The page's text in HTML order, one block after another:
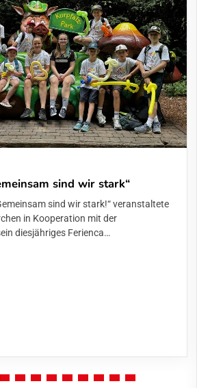
sind wir stark“
sind wir stark!“ veranstaltete
in Kooperation mit der
diesjähriges Ferienca…